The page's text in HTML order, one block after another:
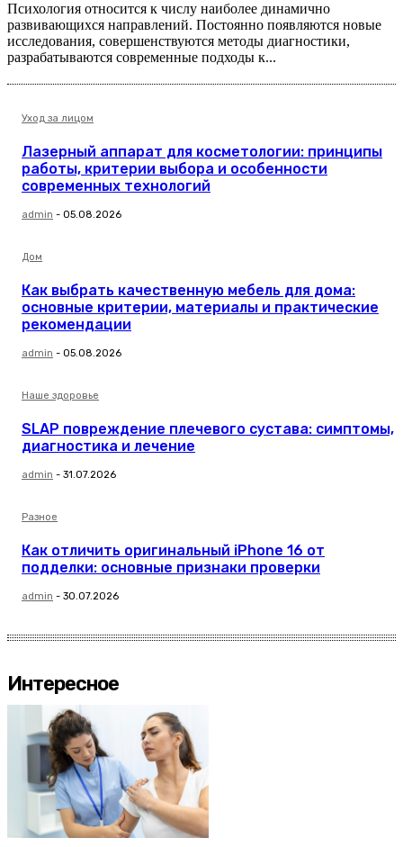
Психология относится к числу наиболее динамично
развивающихся направлений. Постоянно появляются новые
исследования, совершенствуются методы диагностики,
разрабатываются современные подходы к...
Уход за лицом
Лазерный аппарат для косметологии: принципы
работы, критерии выбора и особенности
современных технологий
admin - 05.08.2026
Дом
Как выбрать качественную мебель для дома:
основные критерии, материалы и практические
рекомендации
admin - 05.08.2026
Наше здоровье
SLAP повреждение плечевого сустава: симптомы,
диагностика и лечение
admin - 31.07.2026
Разное
Как отличить оригинальный iPhone 16 от
подделки: основные признаки проверки
admin - 30.07.2026
Интересное